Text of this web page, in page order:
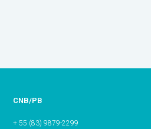
CNB/PB
+ 55 (83) 9879-2299